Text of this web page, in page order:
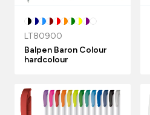
LT80900
Balpen Baron Colour
hardcolour